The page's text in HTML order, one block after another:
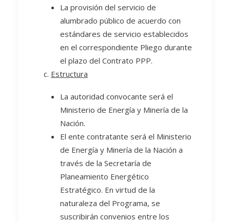
La provisión del servicio de
alumbrado público de acuerdo con
estándares de servicio establecidos
en el correspondiente Pliego durante
el plazo del Contrato PPP.
Estructura
La autoridad convocante será el
Ministerio de Energía y Minería de la
Nación.
El ente contratante será el Ministerio
de Energía y Minería de la Nación a
través de la Secretaría de
Planeamiento Energético
Estratégico. En virtud de la
naturaleza del Programa, se
suscribirán convenios entre los